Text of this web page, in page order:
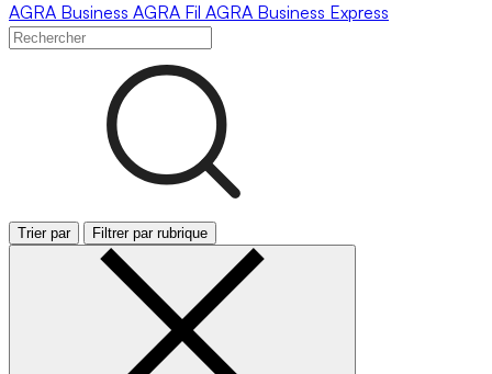
AGRA Business AGRA Fil AGRA Business Express
Trier par Filtrer par rubrique